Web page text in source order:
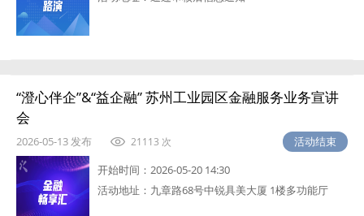
“澄心伴企”&“益企融” 苏州工业园区金融服务业务宣讲
会
2026-05-13 发布 21113 次
活动结束
开始时间： 2026-05-20 14:30
活动地址： 九章路68号中锐具美大厦 1楼多功能厅